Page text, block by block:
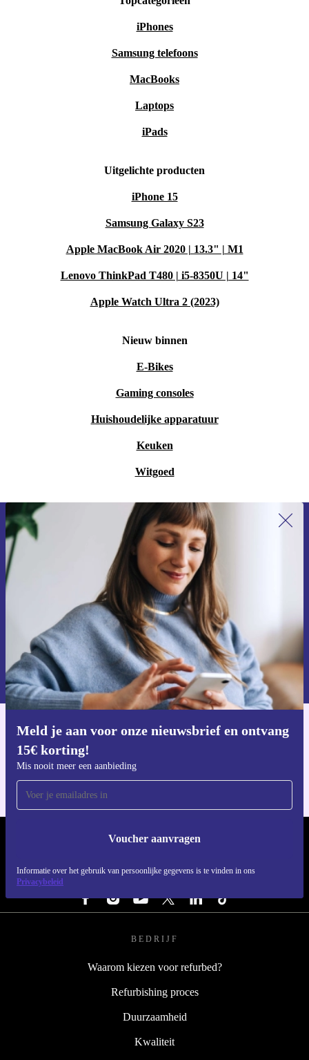
iPhones
Samsung telefoons
MacBooks
Laptops
iPads
Uitgelichte producten
iPhone 15
Samsung Galaxy S23
Apple MacBook Air 2020 | 13.3" | M1
Lenovo ThinkPad T480 | i5-8350U | 14"
Apple Watch Ultra 2 (2023)
Nieuw binnen
E-Bikes
Gaming consoles
Huishoudelijke apparatuur
Keuken
Witgoed
Meld je aan voor onze nieuwsbrief en ontvang
15€ korting!
Mis nooit meer een aanbieding
Voucher aanvragen
Informatie over het gebruik van persoonlijke gegevens is te vinden in ons
Privacybeleid
Meld je aan voor onze nieuwsbrief en
ontvang €15 korting!
Mis nooit meer een aanbieding.
Voucher aanvragen
Informatie over het gebruik van persoonsgegevens vind je in ons
privacybeleid
Download de refurbed app
REFURBED NEDERLAND - RETHINK NEW.
VOLG ONS
BEDRIJF
Waarom kiezen voor refurbed?
Refurbishing proces
Duurzaamheid
Kwaliteit